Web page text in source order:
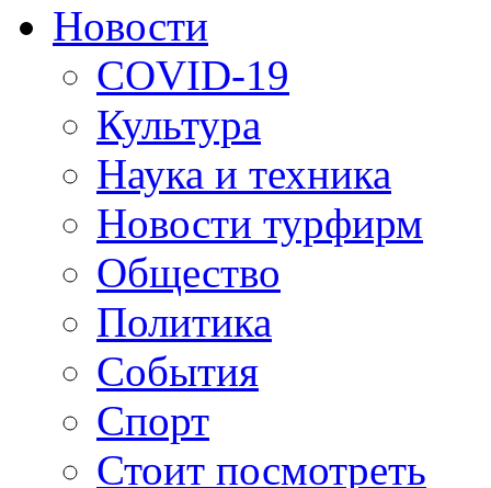
Новости
COVID-19
Культура
Наука и техника
Новости турфирм
Общество
Политика
События
Спорт
Стоит посмотреть